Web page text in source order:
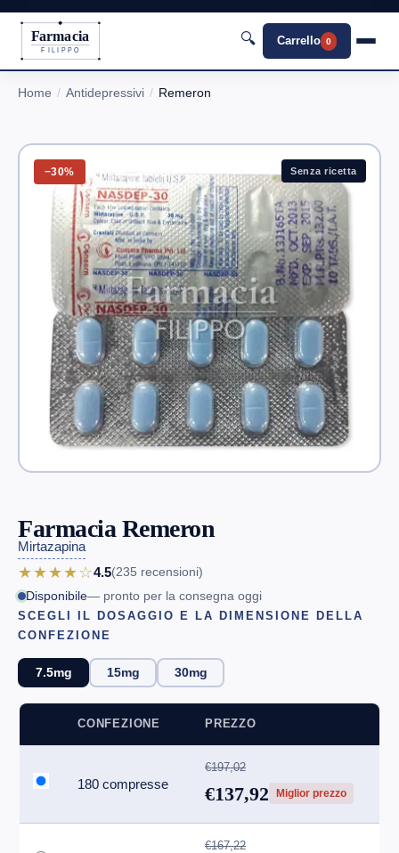
Farmacia
FILIPPO
🔍 Carrello 0
Home Antidepressivi Remeron
−30% Senza ricetta
Farmacia Remeron
Mirtazapina
★★★★☆4.5(235 recensioni)
Disponibile— pronto per la consegna oggi
SCEGLI IL DOSAGGIO E LA DIMENSIONE DELLA
CONFEZIONE
7.5mg 15mg 30mg
CONFEZIONE PREZZO
180 compresse
€197,02
€137,92 Miglior prezzo
€167,22